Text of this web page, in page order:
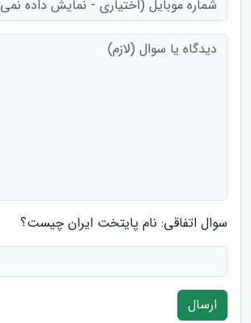
سوال اتفاقی: نام پایتخت ایران چیست؟
ارسال